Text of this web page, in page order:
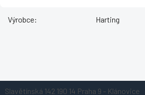
Výrobce: Harting
Slavětínská 142 190 14 Praha 9 - Klánovice